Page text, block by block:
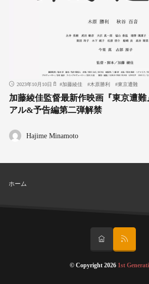
2023年10月10日 #加藤綾佳 #木原勝利 #東京遭難
加藤綾佳監督最新作映画『東京遭
アル&予告編第二弾解禁
Hajime Minamoto
ホーム
© Copyright 2026 1st